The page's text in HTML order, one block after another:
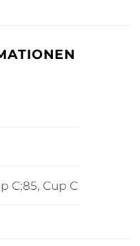
C;85, Cup C